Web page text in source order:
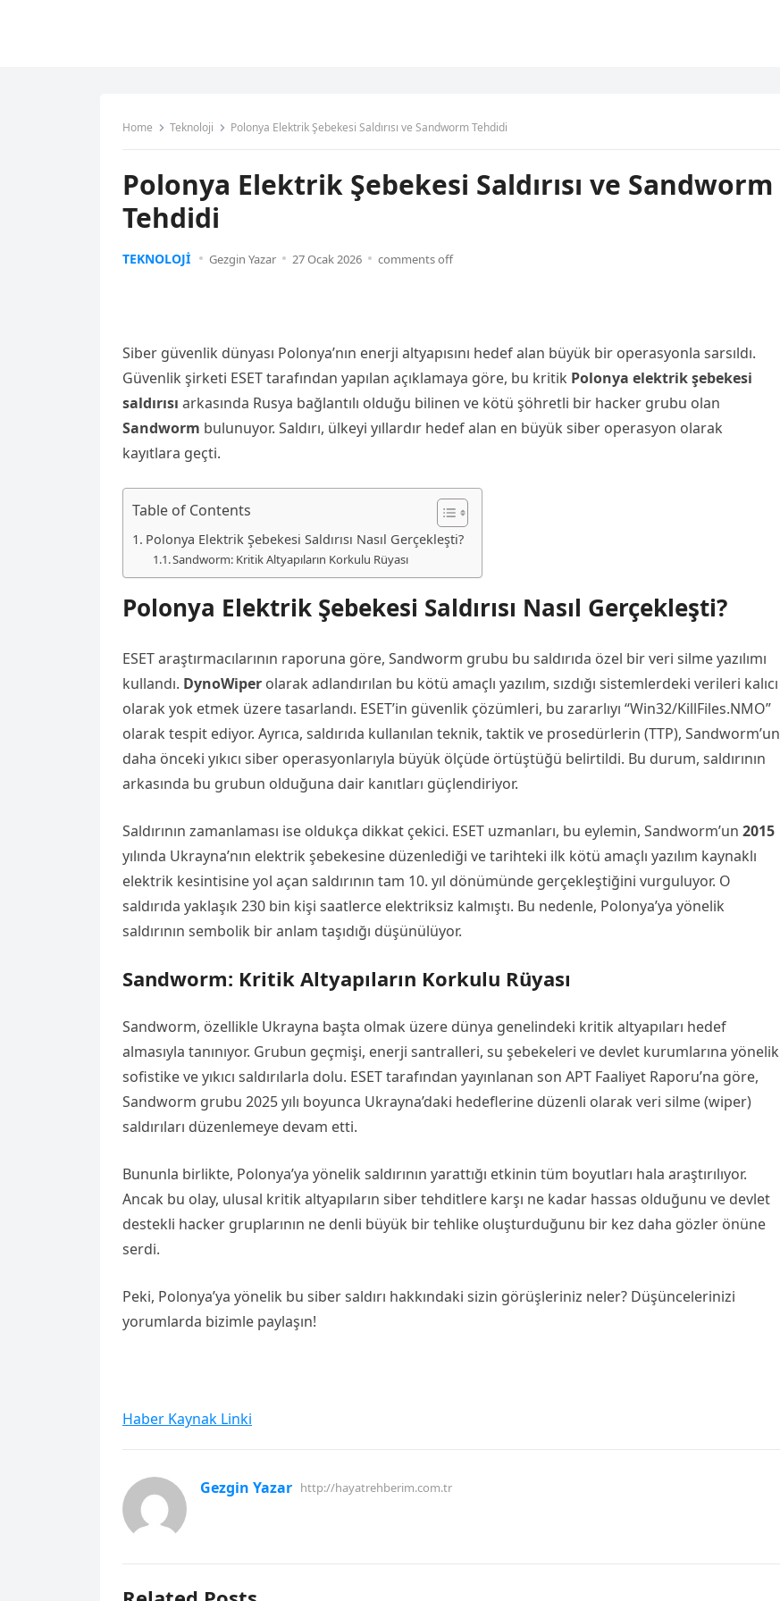
Home Teknoloji Polonya Elektrik Şebekesi Saldırısı ve Sandworm Tehdidi
Polonya Elektrik Şebekesi Saldırısı ve Sandworm
Tehdidi
TEKNOLOJI Gezgin Yazar 27 Ocak 2026 comments off
Siber güvenlik dünyası Polonya’nın enerji altyapısını hedef alan büyük bir operasyonla sarsıldı.
Güvenlik şirketi ESET tarafından yapılan açıklamaya göre, bu kritik Polonya elektrik şebekesi
saldırısı arkasında Rusya bağlantılı olduğu bilinen ve kötü şöhretli bir hacker grubu olan
Sandworm bulunuyor. Saldırı, ülkeyi yıllardır hedef alan en büyük siber operasyon olarak
kayıtlara geçti.
Table of Contents
Polonya Elektrik Şebekesi Saldırısı Nasıl Gerçekleşti?
Sandworm: Kritik Altyapıların Korkulu Rüyası
Polonya Elektrik Şebekesi Saldırısı Nasıl Gerçekleşti?
ESET araştırmacılarının raporuna göre, Sandworm grubu bu saldırıda özel bir veri silme yazılımı
kullandı. DynoWiper olarak adlandırılan bu kötü amaçlı yazılım, sızdığı sistemlerdeki verileri kalıcı
olarak yok etmek üzere tasarlandı. ESET’in güvenlik çözümleri, bu zararlıyı “Win32/KillFiles.NMO”
olarak tespit ediyor. Ayrıca, saldırıda kullanılan teknik, taktik ve prosedürlerin (TTP), Sandworm’un
daha önceki yıkıcı siber operasyonlarıyla büyük ölçüde örtüştüğü belirtildi. Bu durum, saldırının
arkasında bu grubun olduğuna dair kanıtları güçlendiriyor.
Saldırının zamanlaması ise oldukça dikkat çekici. ESET uzmanları, bu eylemin, Sandworm’un 2015
yılında Ukrayna’nın elektrik şebekesine düzenlediği ve tarihteki ilk kötü amaçlı yazılım kaynaklı
elektrik kesintisine yol açan saldırının tam 10. yıl dönümünde gerçekleştiğini vurguluyor. O
saldırıda yaklaşık 230 bin kişi saatlerce elektriksiz kalmıştı. Bu nedenle, Polonya’ya yönelik
saldırının sembolik bir anlam taşıdığı düşünülüyor.
Sandworm: Kritik Altyapıların Korkulu Rüyası
Sandworm, özellikle Ukrayna başta olmak üzere dünya genelindeki kritik altyapıları hedef
almasıyla tanınıyor. Grubun geçmişi, enerji santralleri, su şebekeleri ve devlet kurumlarına yönelik
sofistike ve yıkıcı saldırılarla dolu. ESET tarafından yayınlanan son APT Faaliyet Raporu’na göre,
Sandworm grubu 2025 yılı boyunca Ukrayna’daki hedeflerine düzenli olarak veri silme (wiper)
saldırıları düzenlemeye devam etti.
Bununla birlikte, Polonya’ya yönelik saldırının yarattığı etkinin tüm boyutları hala araştırılıyor.
Ancak bu olay, ulusal kritik altyapıların siber tehditlere karşı ne kadar hassas olduğunu ve devlet
destekli hacker gruplarının ne denli büyük bir tehlike oluşturduğunu bir kez daha gözler önüne
serdi.
Peki, Polonya’ya yönelik bu siber saldırı hakkındaki sizin görüşleriniz neler? Düşüncelerinizi
yorumlarda bizimle paylaşın!
Haber Kaynak Linki
Gezgin Yazar http://hayatrehberim.com.tr